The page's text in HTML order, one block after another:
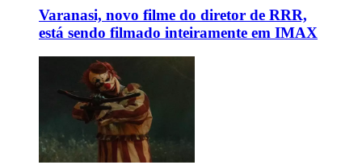
Varanasi, novo filme do diretor de RRR,
está sendo filmado inteiramente em IMAX